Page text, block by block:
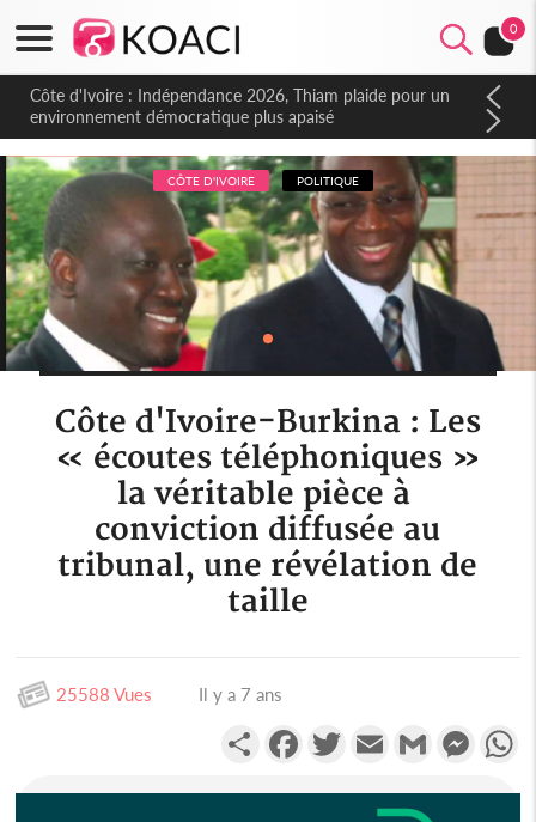
0
Côte d'Ivoire : Indépendance 2026, Thiam plaide pour un
environnement démocratique plus apaisé
CÔTE D'IVOIRE POLITIQUE
Côte d'Ivoire-Burkina : Les
« écoutes téléphoniques »
la véritable pièce à
conviction diffusée au
tribunal, une révélation de
taille
25588 Vues Il y a 7 ans
PartagerFacebookTwitterEmail Gmail